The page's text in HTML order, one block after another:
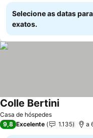
Selecione as datas
exatos.
Casa de hóspedes
Colle Bertini
9,8 Excelente 1.135 a